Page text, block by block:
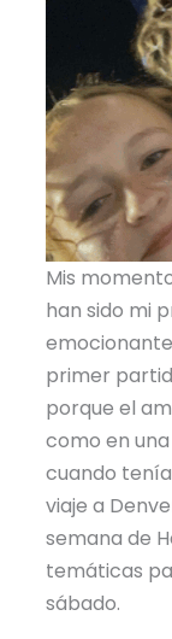
Mis
han sido mi
primer
porque el
como en
cuando
viaje a
semana de
temáticas
sábado.